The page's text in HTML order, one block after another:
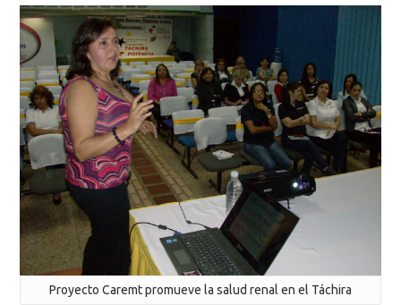
Proyecto Caremt promueve la salud renal en el Táchira